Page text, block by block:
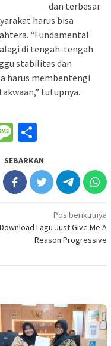
dan terbesar
harus bisa
“Fundamental
di tengah-tengah
stabilitas dan
harus membentengi
tutupnya.
Message
SEBARKAN
Pos berikutnya
Download Lagu Just Give Me A
Reason Progressive